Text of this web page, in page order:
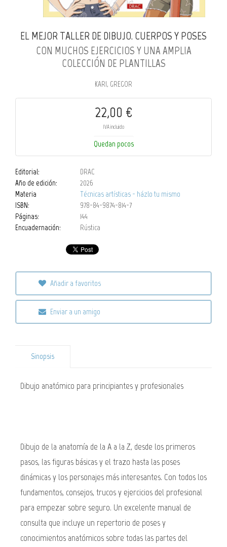
EL MEJOR TALLER DE DIBUJO. CUERPOS Y POSES
CON MUCHOS EJERCICIOS Y UNA AMPLIA
COLECCIÓN DE PLANTILLAS
KARI, GREGOR
22,00 €
IVA incluido
Quedan pocos
Editorial:
DRAC
Año de edición:
2026
Materia
Técnicas artísticas - házlo tu mismo
ISBN:
978-84-9874-814-7
Páginas:
144
Encuadernación:
Rústica
Añadir a favoritos
Enviar a un amigo
Sinopsis
Dibujo anatómico para principiantes y profesionales
Dibujo de la anatomía de la A a la Z, desde los primeros
pasos, las figuras básicas y el trazo hasta las poses
dinámicas y los personajes más interesantes. Con todos los
fundamentos, consejos, trucos y ejercicios del profesional
para empezar sobre seguro. Un excelente manual de
consulta que incluye un repertorio de poses y
conocimientos anatómicos sobre todas las partes del